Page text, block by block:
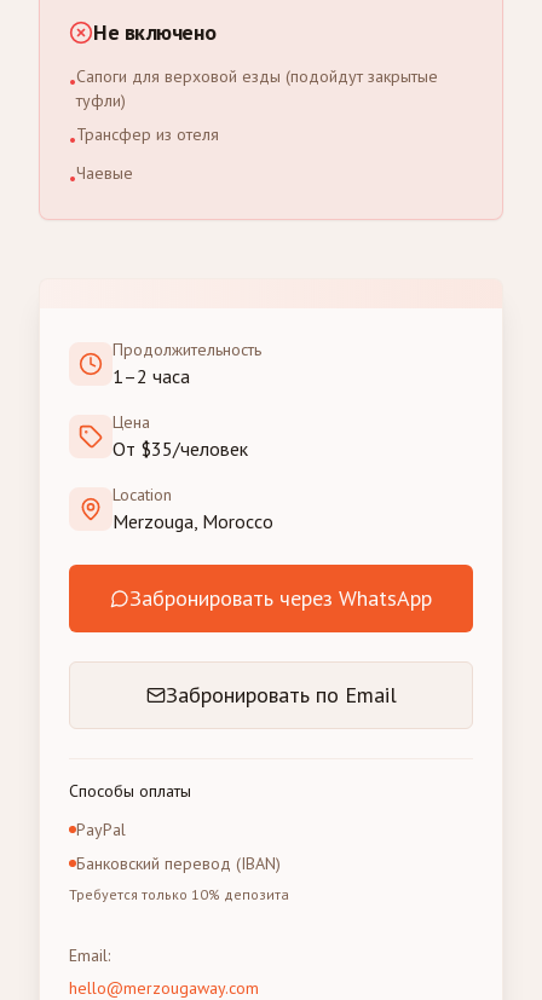
Не включено
•Сапоги для верховой езды (подойдут закрытые
туфли)
•Трансфер из отеля
•Чаевые
Продолжительность
1–2 часа
Цена
От $35/человек
Location
Merzouga, Morocco
Забронировать через WhatsApp
Забронировать по Email
Способы оплаты
PayPal
Банковский перевод (IBAN)
Требуется только 10% депозита
Email:
hello@merzougaway.com